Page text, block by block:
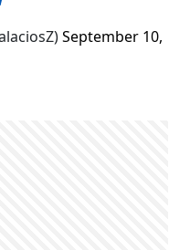
September 10,